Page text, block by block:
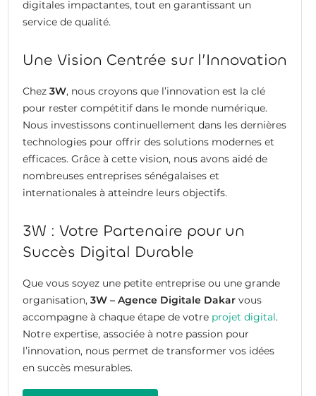
digitales impactantes, tout en garantissant un
service de qualité.
Une Vision Centrée sur l’Innovation
Chez 3W, nous croyons que l’innovation est la clé
pour rester compétitif dans le monde numérique.
Nous investissons continuellement dans les dernières
technologies pour offrir des solutions modernes et
efficaces. Grâce à cette vision, nous avons aidé de
nombreuses entreprises sénégalaises et
internationales à atteindre leurs objectifs.
3W : Votre Partenaire pour un
Succès Digital Durable
Que vous soyez une petite entreprise ou une grande
organisation, 3W – Agence Digitale Dakarvous
accompagne à chaque étape de votre projet digital.
Notre expertise, associée à notre passion pour
l’innovation, nous permet de transformer vos idées
en succès mesurables.